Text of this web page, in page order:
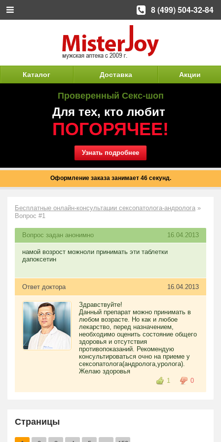
Каталог Доставка Акции
Проверенный Секс-шоп
Для тех, кто любит
ПОГОРЯЧЕЕ!
Узнать подробнее
Оформление заказа занимает 46 секунд.
Бесплатные онлайн-консультации сексопатолога-андролога »
Вопрос #1
Вопрос задан анонимно 16.04.2013
намой возрост можноли принимать эти таблетки
дапоксетин
Ответ доктора 16.04.2013
Здравствуйте!
Данный препарат можно принимать в
любом возрасте. Но как и любое
лекарство, перед назначением,
необходимо оценить состояние общего
здоровья и отсутствия
противопоказаний. Рекомендую
консультироваться очно на приеме у
сексопатолога(андролога,уролога).
Желаю здоровья
1
0
Страницы
8 (499) 504-32-84